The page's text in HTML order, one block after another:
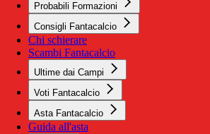
Probabili Formazioni
Consigli Fantacalcio
Chi schierare
Scambi Fantacalcio
Ultime dai Campi
Voti Fantacalcio
Asta Fantacalcio
Guida all'asta